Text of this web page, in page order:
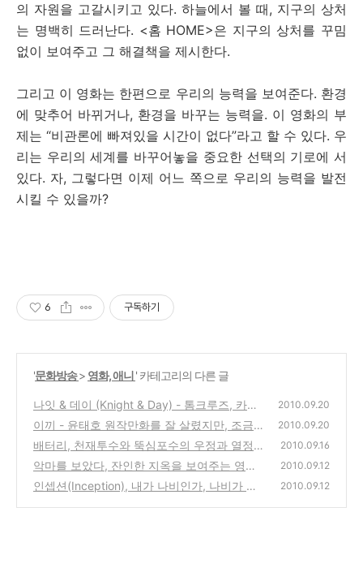
의 자원을 고갈시키고 있다. 하늘에서 볼 때, 지구의 상처
는 명백히 드러난다. <홈 HOME>은 지구의 상처를 꾸밈
없이 보여주고 그 해결책을 제시한다.
그리고 이 영화는 한편으로 우리의 능력을 보여준다. 환경
에 맞추어 바뀌거나, 환경을 바꾸는 능력을. 이 영화의 부
제는 “비관론에 빠져있을 시간이 없다”라고 할 수 있다. 우
리는 우리의 세계를 바꾸어놓을 중요한 선택의 기로에 서
있다. 자, 그렇다면 이제 어느 쪽으로 우리의 능력을 발전
시킬 수 있을까?
6 구독하기
'문화방송> 영화, 애니' 카테고리의 다른 글
나잇 & 데이 (Knight & Day) - 톰크루즈, 카메
론 디아즈 주연의 영화
(0)
2010.09.20
이끼 - 윤태호 원작만화를 잘 살렸지만, 조금은
아쉬운 영화
(0)
2010.09.20
배터리, 천재투수와 뚝심포수의 우정과 열정을
그린 일본영화
(0)
2010.09.16
악마를 보았다, 잔인한 지옥을 보여주는 영화
(2)
2010.09.12
인셉션(Inception), 내가 나비인가, 나비가 나
2010.09.12